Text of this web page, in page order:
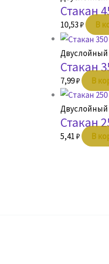
Стакан
10,53₽ В
Двуслойный
Стакан
7,99₽ В
Двуслойный
Стакан
5,41₽ В